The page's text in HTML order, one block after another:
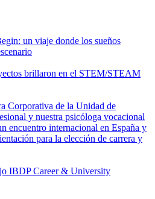
un viaje donde los sueños
brillaron en el STEM/STEAM
Corporativa de la Unidad de
y nuestra psicóloga vocacional
encuentro internacional en España y
para la elección de carrera y
IBDP Career & University